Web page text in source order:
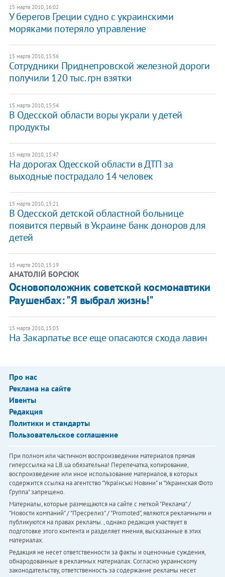
15 марта 2010, 16:02
У берегов Греции судно с украинскими
моряками потеряло управление
15 марта 2010, 15:56
Сотрудники Приднепровской железной дороги
получили 120 тыс. грн взятки
15 марта 2010, 15:54
В Одесской области воры украли у детей
продукты
15 марта 2010, 15:47
На дорогах Одесской области в ДТП за
выходные пострадало 14 человек
15 марта 2010, 15:21
В Одесской детской областной больнице
появится первый в Украине банк доноров для
детей
15 марта 2010, 15:19
АНАТОЛІЙ БОРСЮК
Основоположник советской космонавтики
Раушенбах: "Я выбрал жизнь!"
15 марта 2010, 15:03
На Закарпатье все еще опасаются схода лавин
Про нас
Реклама на сайте
Ивенты
Редакция
Политики и стандарты
Пользовательское соглашение
При полном или частичном воспроизведении материалов прямая
гиперссылка на LB.ua обязательна! Перепечатка, копирование,
воспроизведение или иное использование материалов, в которых
содержится ссылка на агентство "Українськi Новини" и "Украинская Фото
Группа" запрещено.
Материалы, которые размещаются на сайте с меткой "Реклама" /
"Новости компаний" / "Пресрелиз" / "Promoted", являются рекламными и
публикуются на правах рекламы. , однако редакция участвует в
подготовке этого контента и разделяет мнения, высказанные в этих
материалах.
Редакция не несет ответственности за факты и оценочные суждения,
обнародованные в рекламных материалах. Согласно украинскому
законодательству, ответственность за содержание рекламы несет